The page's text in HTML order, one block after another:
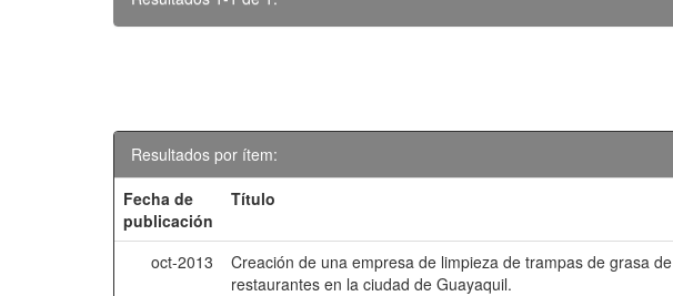
Resultados por ítem:
Fecha de
publicación
Título
oct-2013
Creación de una empresa de limpieza de trampas de grasa de
restaurantes en la ciudad de Guayaquil.